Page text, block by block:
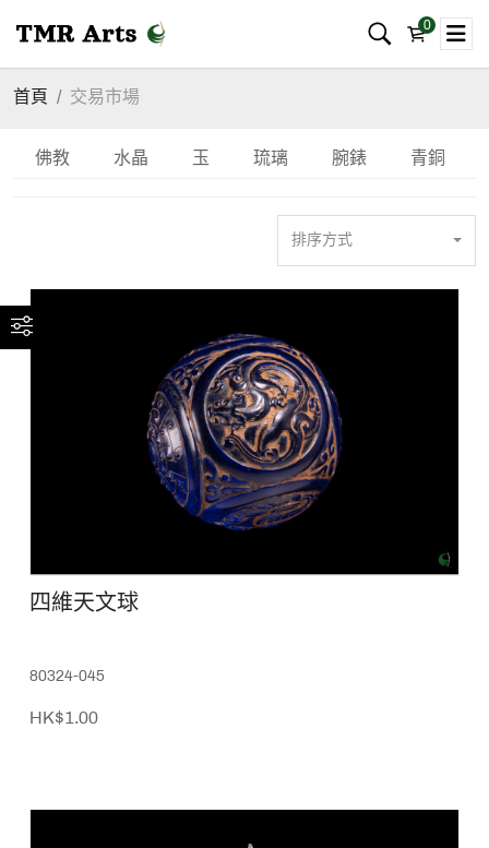
0
首頁 交易市場
佛教 水晶 玉 琉璃 腕錶 青銅
排序方式
四維天文球
80324-045
HK$1.00